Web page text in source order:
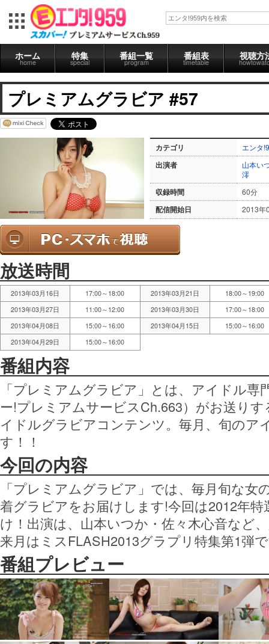
ホーム
home
特集
special
番組一覧
program
番組表
timetable
視聴方
プレミアムグラビア #57
カテゴリ エンタ
出演者
山本い
澪
収録時間 60分
配信開始日 2013年
放送時間
2013年03月16日 17:00～18:00 2013年03月21日
18:00～19:00
2013年03月27日
11:00～12:00 2013年03月30日
17:00～18:00
2013年04月08日
15:00～16:00 2013年04月15日
15:00～16:00
2013年04月29日
15:00～16:00
番組内容
「プレミアムグラビア」とは、アイドル
ー!プレミアムサービスCh.663）がお送り
イドルグラビアコンテンツ。毎月、旬のア
す！！
今回の内容
「プレミアムグラビア」では、毎月旬な女
着グラビアをお届けします!今回は2012年
け！出演は、山本いつか・佐々木心音など
来月はミスFLASH2013グラプリ特集第1弾
番組プレビュー